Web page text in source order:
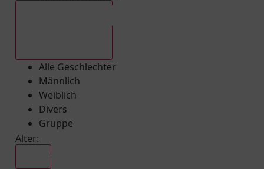
Alle Geschlechter
Männlich
Weiblich
Divers
Gruppe
Alter: